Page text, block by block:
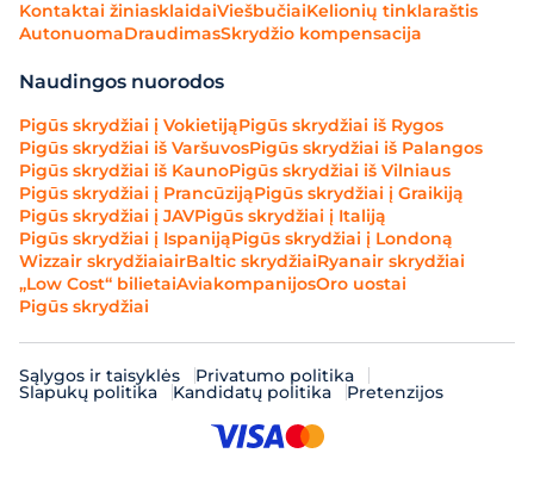
Kontaktai žiniasklaidaiViešbučiaiKelionių tinklaraštis
AutonuomaDraudimasSkrydžio kompensacija
Naudingos nuorodos
Pigūs skrydžiai į VokietijąPigūs skrydžiai iš Rygos
Pigūs skrydžiai iš VaršuvosPigūs skrydžiai iš Palangos
Pigūs skrydžiai iš KaunoPigūs skrydžiai iš Vilniaus
Pigūs skrydžiai į PrancūzijąPigūs skrydžiai į Graikiją
Pigūs skrydžiai į JAVPigūs skrydžiai į Italiją
Pigūs skrydžiai į IspanijąPigūs skrydžiai į Londoną
Wizzair skrydžiaiairBaltic skrydžiaiRyanair skrydžiai
„Low Cost“ bilietaiAviakompanijosOro uostai
Pigūs skrydžiai
Sąlygos ir taisyklės Privatumo politika
Slapukų politika Kandidatų politika Pretenzijos